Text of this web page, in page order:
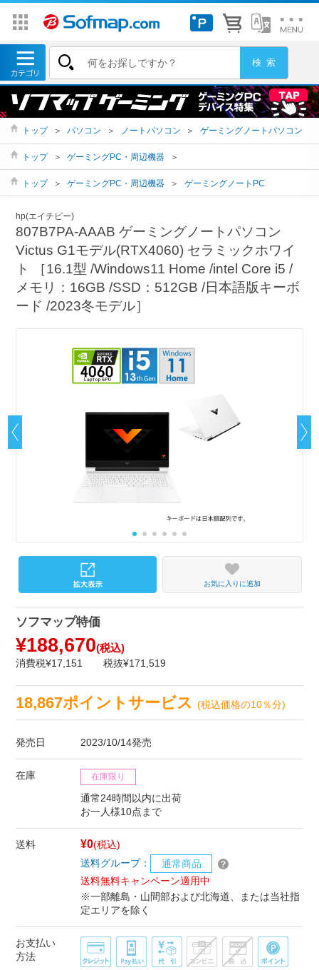
トップ ＞ パソコン ＞ ノートパソコン ＞ ゲーミングノートパソコン
トップ ＞ ゲーミングPC・周辺機器 ＞
トップ ＞ ゲーミングPC・周辺機器 ＞ ゲーミングノートPC
hp(エイチピー)
807B7PA-AAAB ゲーミングノートパソコン
Victus G1モデル(RTX4060) セラミックホワイ
ト ［16.1型 /Windows11 Home /intel Core i5 /
メモリ：16GB /SSD：512GB /日本語版キーボ
ード /2023冬モデル］
お気に入りに追加
ソフマップ特価
¥188,670(税込)
消費税¥17,151 税抜¥171,519
18,867ポイントサービス(税込価格の10％分)
発売日 2023/10/14発売
在庫 在庫限り
通常24時間以内に出荷
お一人様10点まで
送料 ¥0(税込)
送料グループ：
通常商品
送料無料キャンペーン適用中
※一部離島・山間部および北海道、または当社指
定エリアを除く
お支払い
方法